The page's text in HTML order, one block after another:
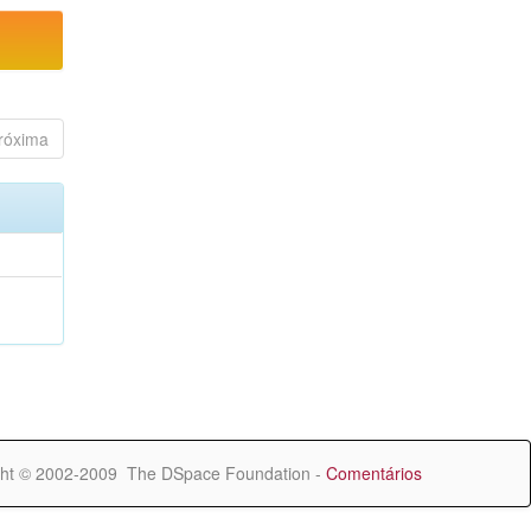
© 2002-2009 The DSpace Foundation - Comentários